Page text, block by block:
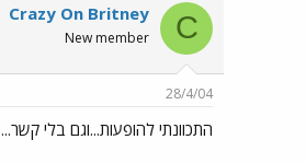
C
Crazy On Britney
New member
28/4/04
התכוונתי להופעות...וגם בלי קשר...